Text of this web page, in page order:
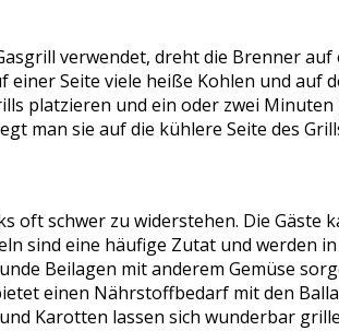
verwendet, dreht die Brenner
Seite viele heiße Kohlen und auf
platzieren und ein oder zwei
man sie auf die kühlere Seite des
oft schwer zu widerstehen. Die Gäste
sind eine häufige Zutat und werden
Beilagen mit anderem Gemüse
einen Nährstoffbedarf mit den
Karotten lassen sich wunderbar